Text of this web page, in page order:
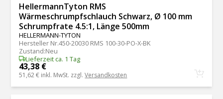
HellermannTyton RMS
Wärmeschrumpfschlauch Schwarz, Ø 100 mm
Schrumpfrate 4.5:1, Länge 500mm
HELLERMANN-TYTON
Hersteller Nr.450-20030 RMS 100-30-PO-X-BK
Zustand:Neu
Lieferzeit ca. 1 Tag
43,38 €
51,62 € inkl. MwSt. zzgl.Versandkosten